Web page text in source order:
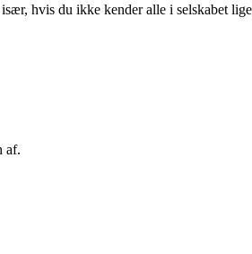
hvis du ikke kender alle i selskabet lige
af.